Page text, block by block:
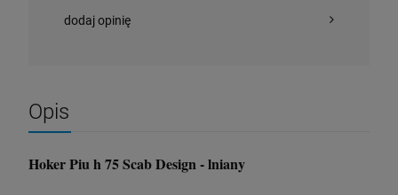
379,00 zł
397,00 zł
dodaj opinię
Opis
Hoker Piu h 75 Scab Design - lniany